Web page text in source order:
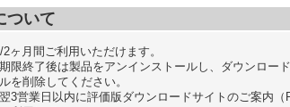
いて
ヶ月間ご利用いただけます。
限終了後は製品をアンインストールし、ダウンロー
を削除してください。
3営業日以内に評価版ダウンロードサイトのご案内（